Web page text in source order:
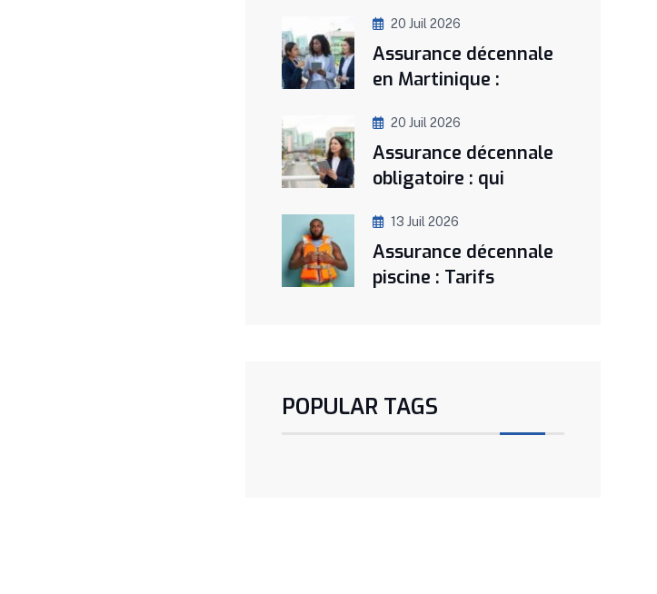
20 Juil 2026
Assurance décennale
en Martinique :
20 Juil 2026
Assurance décennale
obligatoire : qui
13 Juil 2026
Assurance décennale
piscine : Tarifs
POPULAR TAGS